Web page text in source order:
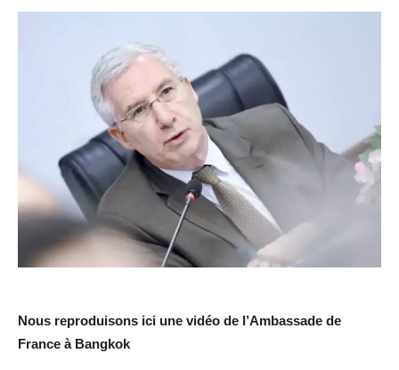
Nous reproduisons ici une vidéo de l’Ambassade de
France à Bangkok